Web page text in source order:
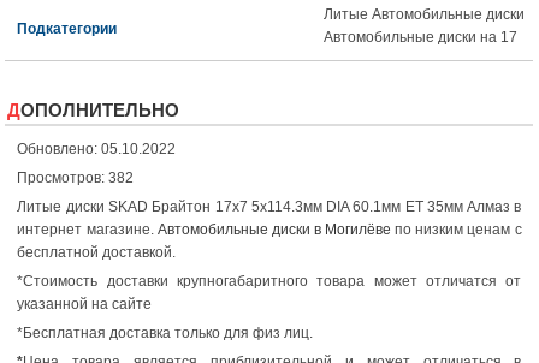
Подкатегории
Литые Автомобильные диски
Автомобильные диски на 17
ДОПОЛНИТЕЛЬНО
Обновлено: 05.10.2022
Просмотров: 382
Литые диски SKAD Брайтон 17x7 5x114.3мм DIA 60.1мм ET 35мм Алмаз в
интернет магазине. Автомобильные диски в Могилёве по низким ценам с
бесплатной доставкой.
*Стоимость доставки крупногабаритного товара может отличатся от
указанной на сайте
*Бесплатная доставка только для физ лиц.